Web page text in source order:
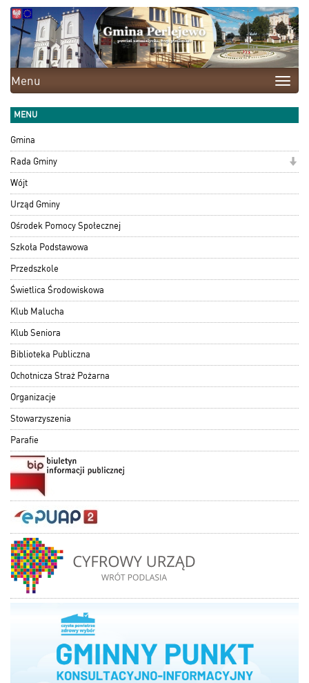
Toggle
Menu
MENU
Gmina
Rada Gminy
Wójt
Urząd Gminy
Ośrodek Pomocy Społecznej
Szkoła Podstawowa
Przedszkole
Świetlica Środowiskowa
Klub Malucha
Klub Seniora
Biblioteka Publiczna
Ochotnicza Straż Pożarna
Organizacje
Stowarzyszenia
Parafie